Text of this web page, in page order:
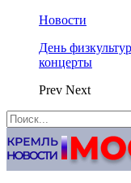
Новости
День
концерты
Prev Next